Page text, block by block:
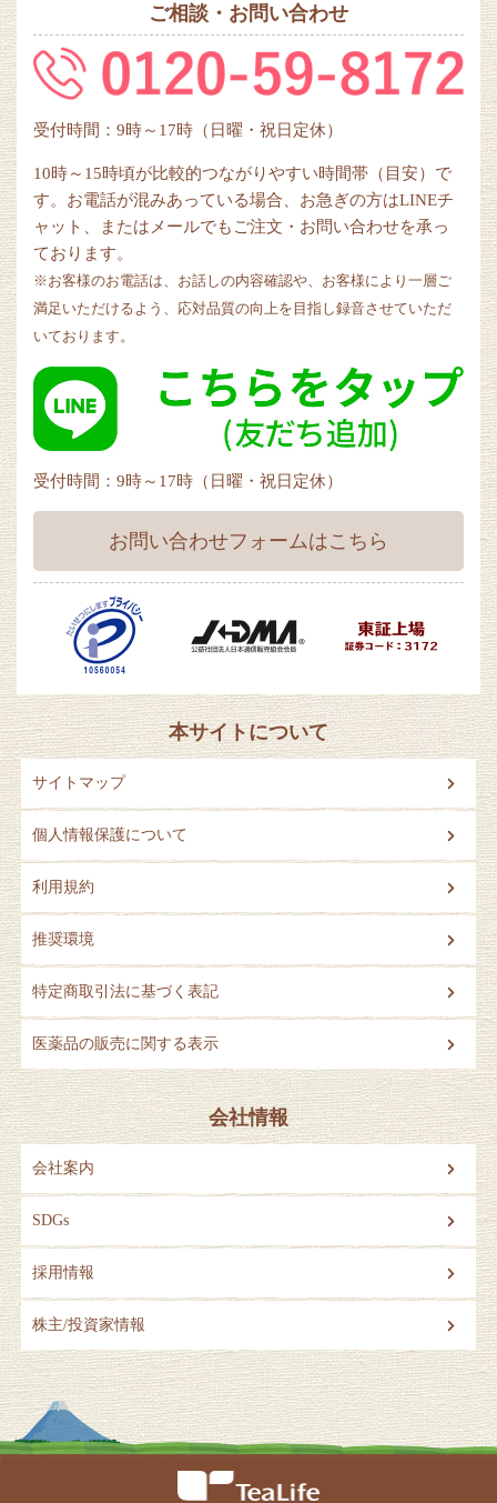
ご相談・お問い合わせ
受付時間：9時～17時（日曜・祝日定休）
10時～15時頃が比較的つながりやすい時間帯（目安）で
す。お電話が混みあっている場合、お急ぎの方はLINEチ
ャット、またはメールでもご注文・お問い合わせを承っ
ております。
※お客様のお電話は、お話しの内容確認や、お客様により一層ご
満足いただけるよう、応対品質の向上を目指し録音させていただ
いております。
受付時間：9時～17時（日曜・祝日定休）
お問い合わせフォームはこちら
本サイトについて
サイトマップ
個人情報保護について
利用規約
推奨環境
特定商取引法に基づく表記
医薬品の販売に関する表示
会社情報
会社案内
SDGs
採用情報
株主/投資家情報